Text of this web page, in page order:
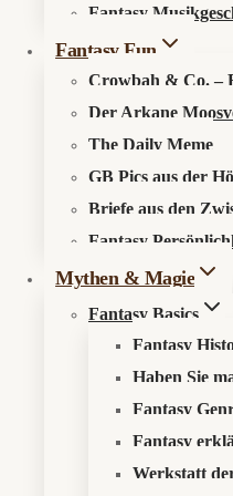
Fantasy
Fantasy Fun
Crowbah & Co. –
Der Arkane
The Daily Meme
GB Pics aus der
Briefe aus den
Fantasy
Mythen & Magie
Fantasy Basics
Fantasy
Haben Sie
Fantasy
Fantasy
Werkstatt
Search in
nicht bohrt, sondern
Rundenkampf mit
Astracolypseist ein